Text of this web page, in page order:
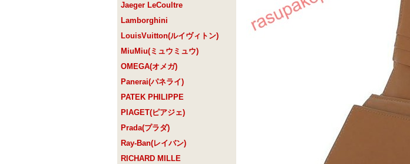
Jaeger LeCoultre
Lamborghini
LouisVuitton(ルイヴィトン)
MiuMiu(ミュウミュウ)
OMEGA(オメガ)
Panerai(パネライ)
PATEK PHILIPPE
PIAGET(ピアジェ)
Prada(プラダ)
Ray-Ban(レイバン)
RICHARD MILLE